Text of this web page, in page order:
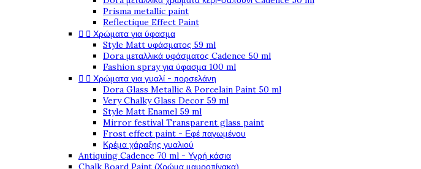
Prisma metallic paint
Reflectique Effect Paint
  Χρώματα για ύφασμα
Style Matt υφάσματος 59 ml
Dora μεταλλικά υφάσματος Cadence 50 ml
Fashion spray για ύφασμα 100 ml
  Χρώματα για γυαλί - πορσελάνη
Dora Glass Metallic & Porcelain Paint 50 ml
Very Chalky Glass Decor 59 ml
Style Matt Enamel 59 ml
Mirror festival Transparent glass paint
Frost effect paint - Εφέ παγωμένου
Κρέμα χάραξης γυαλιού
Antiquing Cadence 70 ml - Υγρή κάσια
Chalk Board Paint (Χρώμα μαυροπίνακα)